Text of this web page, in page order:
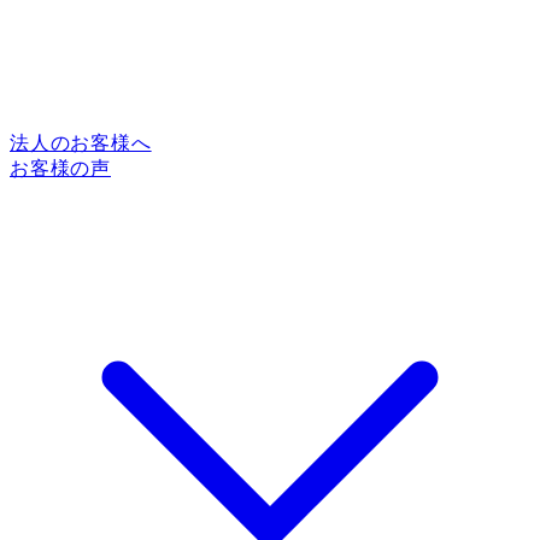
法人のお客様へ
お客様の声